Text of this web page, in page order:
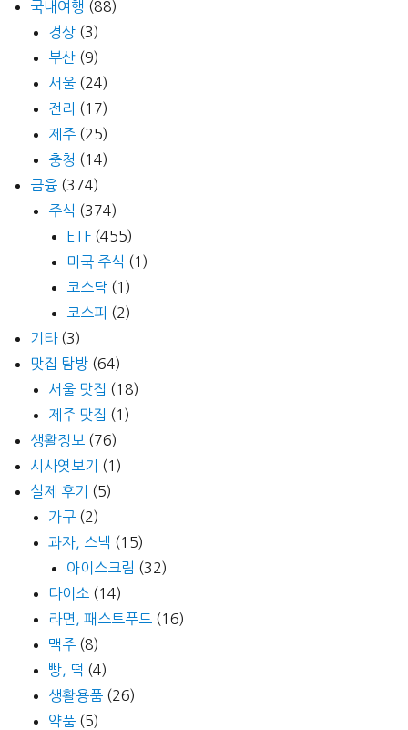
국내여행 (88)
경상 (3)
부산 (9)
서울 (24)
전라(17)
제주 (25)
충청 (14)
금융 (374)
주식 (374)
ETF (455)
미국 주식 (1)
코스닥 (1)
코스피 (2)
기타(3)
맛집 탐방 (64)
서울 맛집 (18)
제주 맛집 (1)
생활정보 (76)
시사엿보기
(1)
실제 후기
(5)
가구 (2)
과자, 스낵 (15)
아이스크림 (32)
다이소 (14)
라면, 패스트푸드 (16)
맥주 (8)
빵, 떡 (4)
생활용품 (26)
약품 (5)